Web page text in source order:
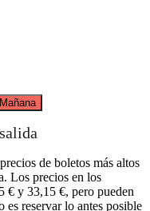
Mañana
de boletos más altos
Los precios en los
€ y 33,15 €, pero pueden
es reservar lo antes posible